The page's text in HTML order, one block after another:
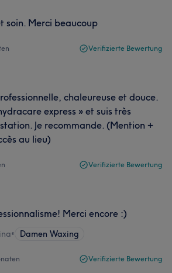
soin. Merci beaucoup
Verifizierte Bewertung
chaleureuse et douce.
express » et suis très
Je recommande. (Mention +
au lieu)
Verifizierte Bewertung
Merci encore :)
• Damen Waxing
Verifizierte Bewertung